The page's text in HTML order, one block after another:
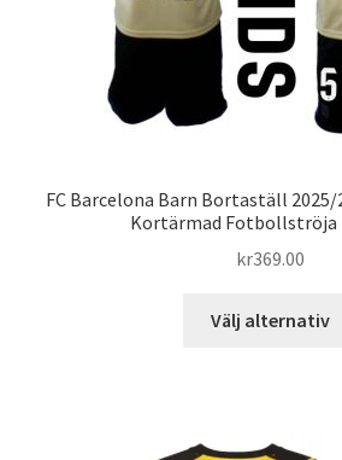
FC Barcelona Barn Bortaställ 2025/
Kortärmad Fotbollströja
kr369.00
Välj alternativ